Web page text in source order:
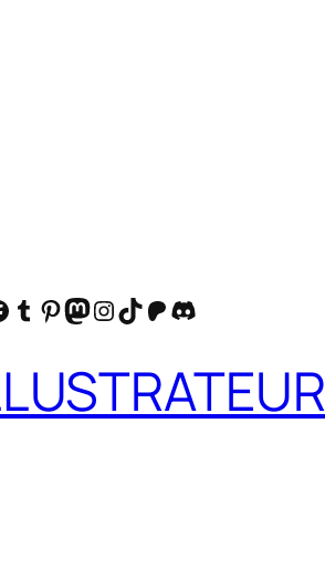
Tumblr
Pinterest
Mastodon
Instagram
TikTok
Patreon
Discord